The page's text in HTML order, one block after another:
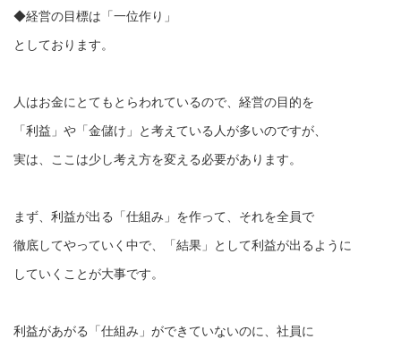
◆経営の目標は「一位作り」
としております。
人はお金にとてもとらわれているので、経営の目的を
「利益」や「金儲け」と考えている人が多いのですが、
実は、ここは少し考え方を変える必要があります。
まず、利益が出る「仕組み」を作って、それを全員で
徹底してやっていく中で、「結果」として利益が出るように
していくことが大事です。
利益があがる「仕組み」ができていないのに、社員に